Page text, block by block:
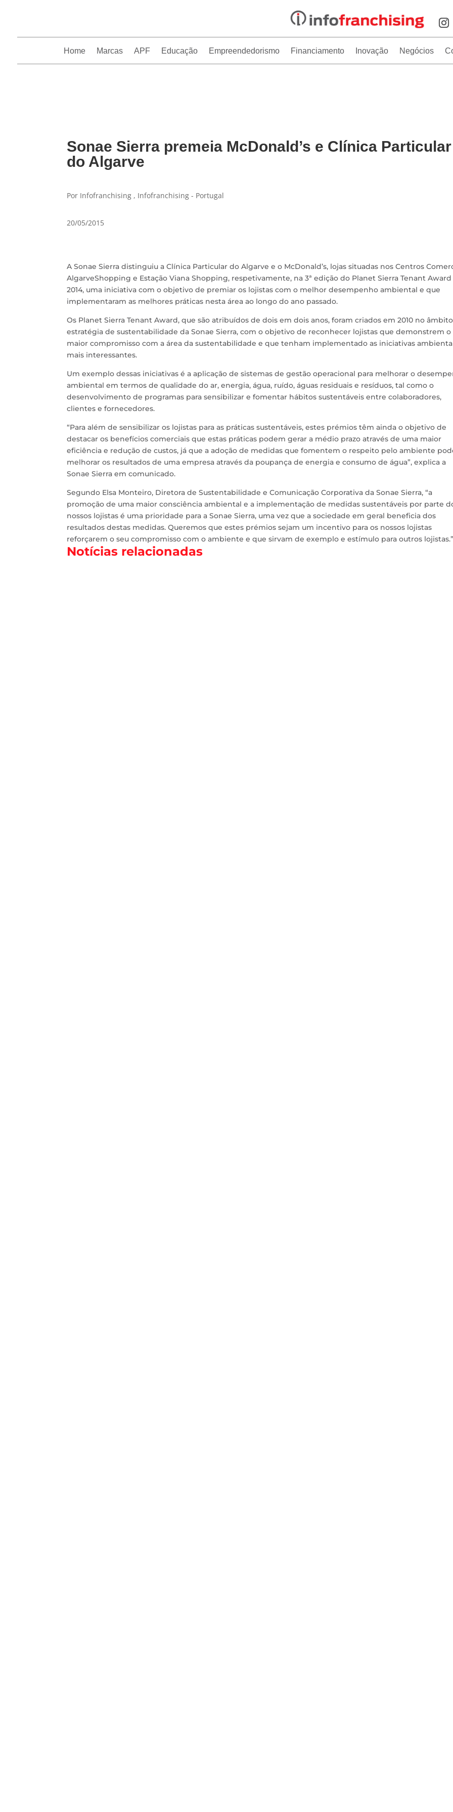
Home Marcas APF Educação Empreendedorismo Financiamento Inovação Negócios
Sonae Sierra premeia McDonald’s e Clínica Particular
do Algarve
Por Infofranchising , Infofranchising - Portugal
20/05/2015
A Sonae Sierra distinguiu a Clínica Particular do Algarve e o McDonald’s, lojas situadas nos Centros
AlgarveShopping e Estação Viana Shopping, respetivamente, na 3ª edição do Planet Sierra Tenant Award
2014, uma iniciativa com o objetivo de premiar os lojistas com o melhor desempenho ambiental e que
implementaram as melhores práticas nesta área ao longo do ano passado.
Os Planet Sierra Tenant Award, que são atribuídos de dois em dois anos, foram criados em 2010 no
estratégia de sustentabilidade da Sonae Sierra, com o objetivo de reconhecer lojistas que demonstrem o
maior compromisso com a área da sustentabilidade e que tenham implementado as iniciativas
mais interessantes.
Um exemplo dessas iniciativas é a aplicação de sistemas de gestão operacional para melhorar o
ambiental em termos de qualidade do ar, energia, água, ruído, águas residuais e resíduos, tal como o
desenvolvimento de programas para sensibilizar e fomentar hábitos sustentáveis entre colaboradores,
clientes e fornecedores.
“Para além de sensibilizar os lojistas para as práticas sustentáveis, estes prémios têm ainda o objetivo de
destacar os benefícios comerciais que estas práticas podem gerar a médio prazo através de uma maior
eficiência e redução de custos, já que a adoção de medidas que fomentem o respeito pelo ambiente
melhorar os resultados de uma empresa através da poupança de energia e consumo de água”, explica a
Sonae Sierra em comunicado.
Segundo Elsa Monteiro, Diretora de Sustentabilidade e Comunicação Corporativa da Sonae Sierra, “a
promoção de uma maior consciência ambiental e a implementação de medidas sustentáveis por parte
nossos lojistas é uma prioridade para a Sonae Sierra, uma vez que a sociedade em geral beneficia dos
resultados destas medidas. Queremos que estes prémios sejam um incentivo para os nossos lojistas
reforçarem o seu compromisso com o ambiente e que sirvam de exemplo e estímulo para outros lojistas.”
Notícias relacionadas